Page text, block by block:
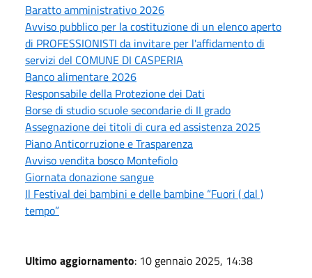
Baratto amministrativo 2026
Avviso pubblico per la costituzione di un elenco aperto
di PROFESSIONISTI da invitare per l'affidamento di
servizi del COMUNE DI CASPERIA
Banco alimentare 2026
Responsabile della Protezione dei Dati
Borse di studio scuole secondarie di II grado
Assegnazione dei titoli di cura ed assistenza 2025
Piano Anticorruzione e Trasparenza
Avviso vendita bosco Montefiolo
Giornata donazione sangue
Il Festival dei bambini e delle bambine “Fuori ( dal )
tempo”
Ultimo aggiornamento: 10 gennaio 2025, 14:38